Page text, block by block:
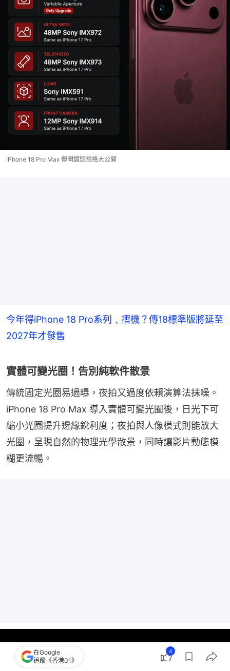
iPhone 18 Pro Max 傳聞鏡頭規格大公開
今年得iPhone 18 Pro系列﹑摺機？傳18標準版將延至
2027年才發售
實體可變光圈！告別純軟件散景
傳統固定光圈易過曝，夜拍又過度依賴演算法抹噪。
iPhone 18 Pro Max 導入實體可變光圈後，日光下可
縮小光圈提升邊緣銳利度；夜拍與人像模式則能放大
光圈，呈現自然的物理光學散景，同時讓影片動態模
糊更流暢。
在Google
追蹤《香港01》
4